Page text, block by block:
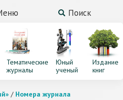
Поиск
Тематические
журналы
Юный
ученый
Издание
книг
/ Номера журнала